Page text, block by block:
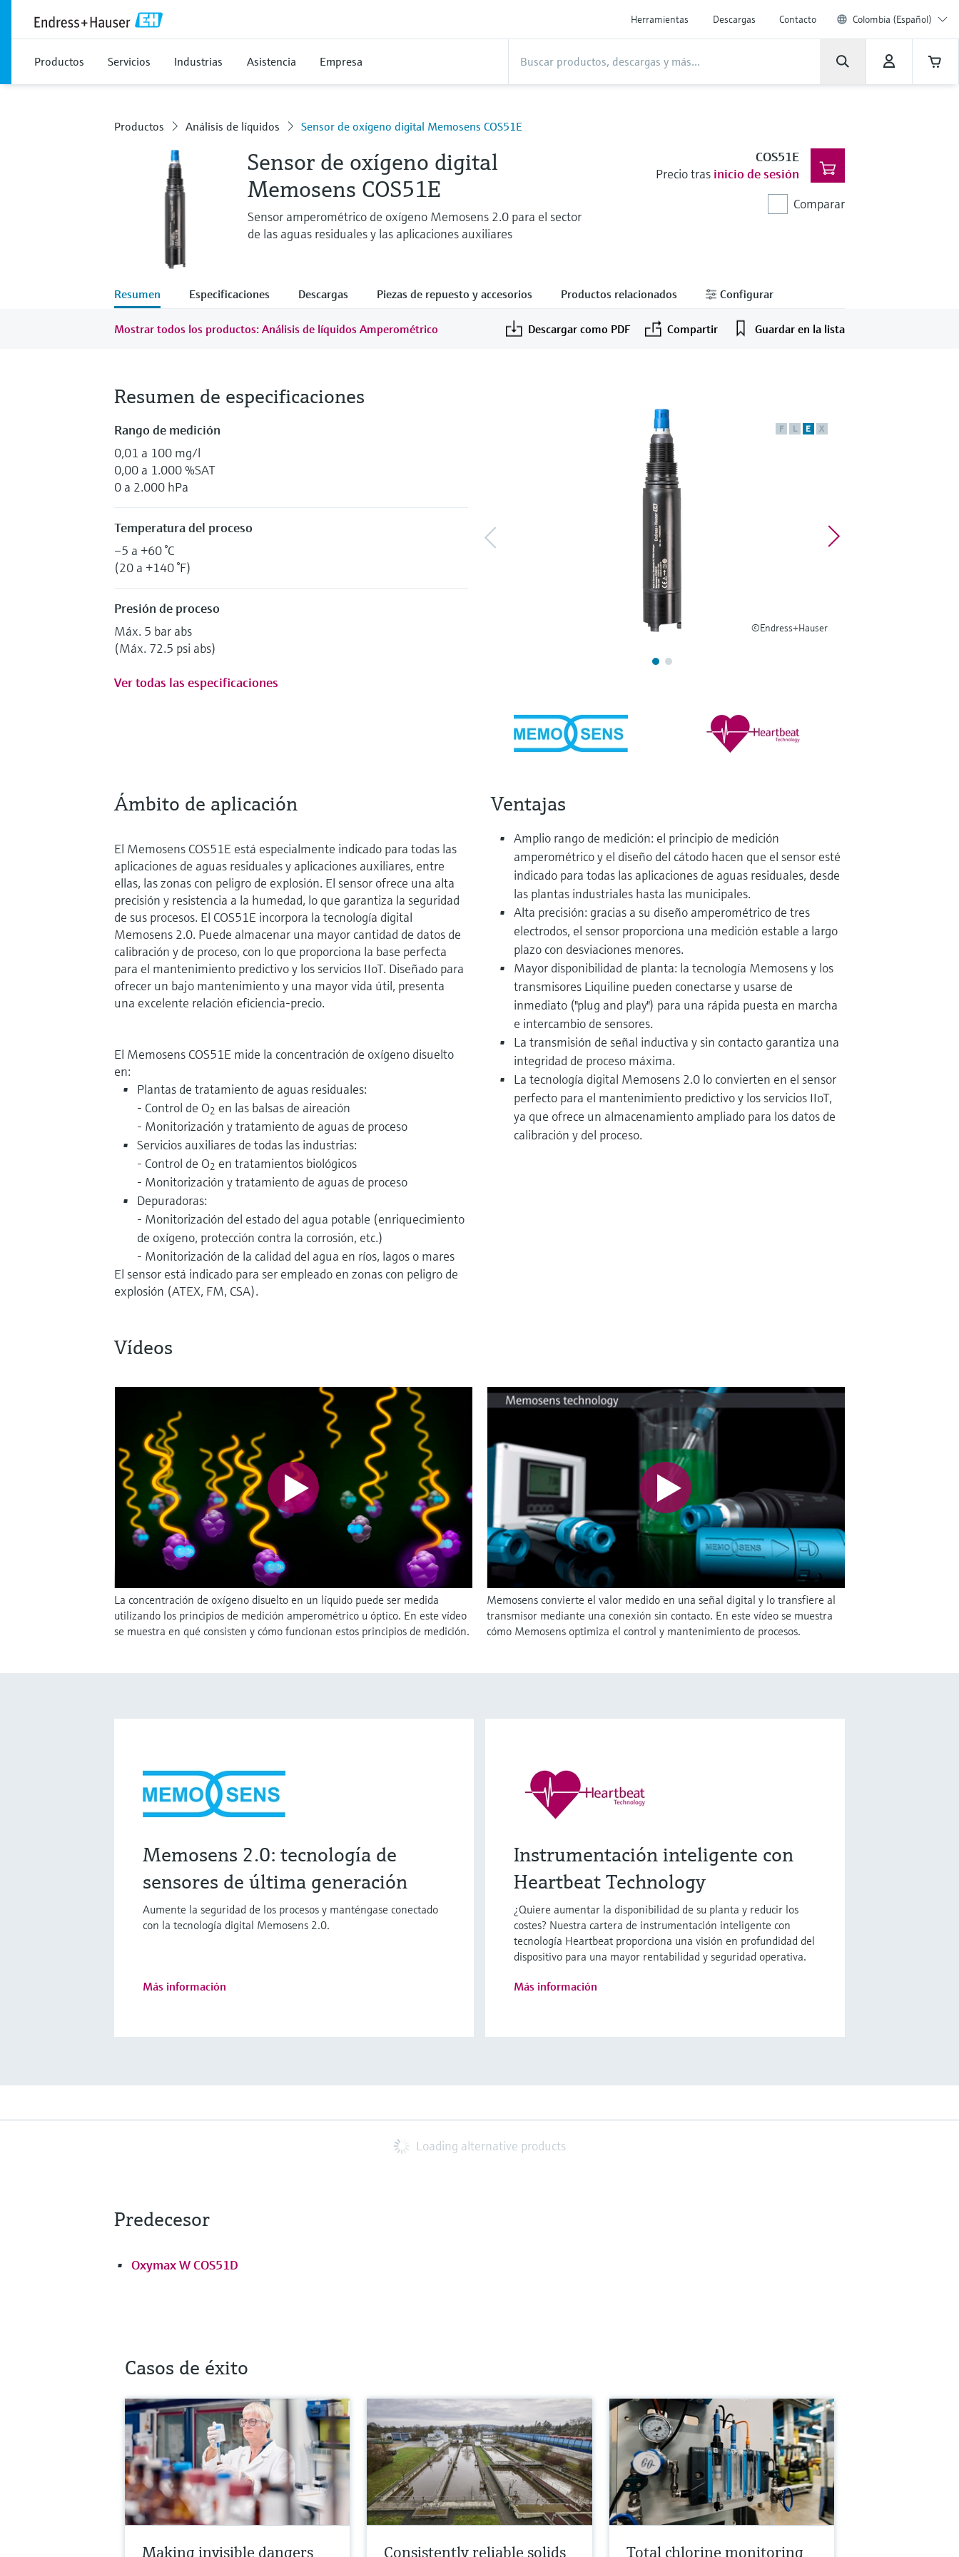
Herramientas Descargas Contacto Colombia (Español)
Productos Servicios Industrias Asistencia Empresa
Productos Análisis de líquidos Sensor de oxígeno digital Memosens COS51E
Sensor de oxígeno digital
Memosens COS51E
Sensor amperométrico de oxígeno Memosens 2.0 para el sector
de las aguas residuales y las aplicaciones auxiliares
COS51E
Precio tras inicio de sesión
Comparar
Resumen Especificaciones Descargas Piezas de repuesto y accesorios Productos relacionados Configurar
Mostrar todos los productos: Análisis de líquidos Amperométrico Descargar como PDF Compartir Guardar en la lista
F L E X
©Endress+Hauser
Resumen de especificaciones
Rango de medición
0,01 a 100 mg/l
0,00 a 1.000 %SAT
0 a 2.000 hPa
Temperatura del proceso
–5 a +60 °C
(20 a +140 °F)
Presión de proceso
Máx. 5 bar abs
(Máx. 72.5 psi abs)
Ver todas las especificaciones
Ámbito de aplicación
El Memosens COS51E está especialmente indicado para todas las
aplicaciones de aguas residuales y aplicaciones auxiliares, entre
ellas, las zonas con peligro de explosión. El sensor ofrece una alta
precisión y resistencia a la humedad, lo que garantiza la seguridad
de sus procesos. El COS51E incorpora la tecnología digital
Memosens 2.0. Puede almacenar una mayor cantidad de datos de
calibración y de proceso, con lo que proporciona la base perfecta
para el mantenimiento predictivo y los servicios IIoT. Diseñado para
ofrecer un bajo mantenimiento y una mayor vida útil, presenta
una excelente relación eficiencia-precio.
El Memosens COS51E mide la concentración de oxígeno disuelto
en:
Plantas de tratamiento de aguas residuales:
- Control de O2 en las balsas de aireación
- Monitorización y tratamiento de aguas de proceso
Servicios auxiliares de todas las industrias:
- Control de O2 en tratamientos biológicos
- Monitorización y tratamiento de aguas de proceso
Depuradoras:
- Monitorización del estado del agua potable (enriquecimiento
de oxígeno, protección contra la corrosión, etc.)
- Monitorización de la calidad del agua en ríos, lagos o mares
El sensor está indicado para ser empleado en zonas con peligro de
explosión (ATEX, FM, CSA).
Ventajas
Amplio rango de medición: el principio de medición
amperométrico y el diseño del cátodo hacen que el sensor esté
indicado para todas las aplicaciones de aguas residuales, desde
las plantas industriales hasta las municipales.
Alta precisión: gracias a su diseño amperométrico de tres
electrodos, el sensor proporciona una medición estable a largo
plazo con desviaciones menores.
Mayor disponibilidad de planta: la tecnología Memosens y los
transmisores Liquiline pueden conectarse y usarse de
inmediato ("plug and play") para una rápida puesta en marcha
e intercambio de sensores.
La transmisión de señal inductiva y sin contacto garantiza una
integridad de proceso máxima.
La tecnología digital Memosens 2.0 lo convierten en el sensor
perfecto para el mantenimiento predictivo y los servicios IIoT,
ya que ofrece un almacenamiento ampliado para los datos de
calibración y del proceso.
Vídeos
La concentración de oxígeno disuelto en un líquido puede ser medida
utilizando los principios de medición amperométrico u óptico. En este vídeo
se muestra en qué consisten y cómo funcionan estos principios de medición.
Memosens convierte el valor medido en una señal digital y lo transfiere al
transmisor mediante una conexión sin contacto. En este vídeo se muestra
cómo Memosens optimiza el control y mantenimiento de procesos.
Memosens 2.0: tecnología de
sensores de última generación
Aumente la seguridad de los procesos y manténgase conectado
con la tecnología digital Memosens 2.0.
Más información
Instrumentación inteligente con
Heartbeat Technology
¿Quiere aumentar la disponibilidad de su planta y reducir los
costes? Nuestra cartera de instrumentación inteligente con
tecnología Heartbeat proporciona una visión en profundidad del
dispositivo para una mayor rentabilidad y seguridad operativa.
Más información
Loading alternative products
Predecesor
Oxymax W COS51D
Casos de éxito
Making invisible dangers Consistently reliable solids Total chlorine monitoring